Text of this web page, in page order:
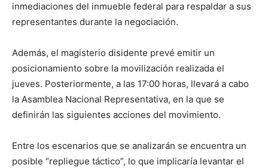
inmediaciones del inmueble federal para respaldar a sus
representantes durante la negociación.
Además, el magisterio disidente prevé emitir un
posicionamiento sobre la movilización realizada el
jueves. Posteriormente, a las 17:00 horas, llevará a cabo
la Asamblea Nacional Representativa, en la que se
definirán las siguientes acciones del movimiento.
Entre los escenarios que se analizarán se encuentra un
posible “repliegue táctico”, lo que implicaría levantar el